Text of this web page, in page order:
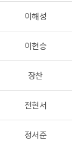
이해성
이현승
장찬
전현서
정서준